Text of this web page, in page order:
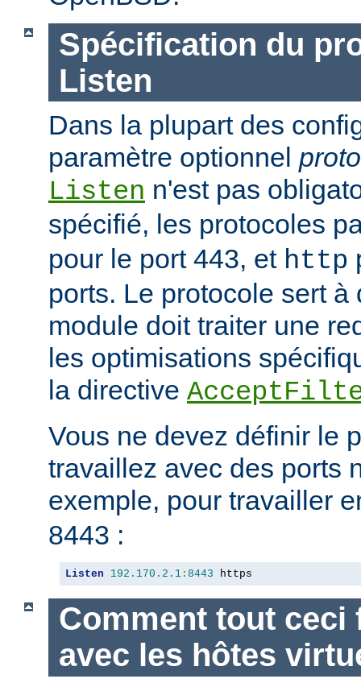
Spécification du
Listen
Dans la plupart des
paramètre optionnel
Listen n'est pas
spécifié, les protocoles
pour le port 443, et http
ports. Le protocole sert à
module doit traiter une
les optimisations
la directive
Vous ne devez définir le
travaillez avec des ports
exemple, pour travailler
8443 :
Listen 192.170 . 2.1 : 8443 https
Comment tout ceci
avec les hôtes